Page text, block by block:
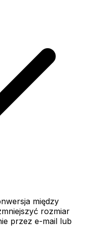
między
rozmiar
przez e-mail lub